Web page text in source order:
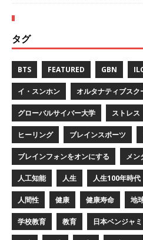
タグ
BTS FEATURED GBN
イ・スンホン オルタナティブスク
グローバルサイバー大学 ストレス
ヒーリング ブレインスポーツ
ブレインフォンをオンにする メン
人工知能 人生 人生100年時代
人間性 健康 健康寿命 地
学校教育 教育 日本ベンジャ